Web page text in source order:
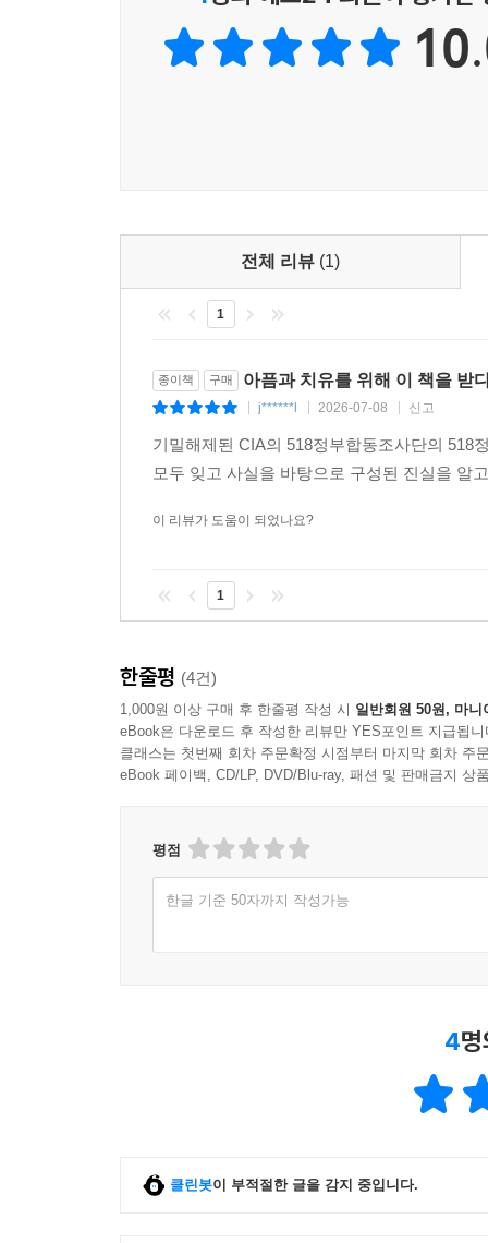
하실로 다시 들어갔다. 배XX과 학생들은 수류탄
5월 21일 12시경, 시위대 50여 명이 버스 1대를
약 반출의 위험성을 설명하며 시위대를 설득했
그러나 같은 날 14시경, 이번에는 무장한 시위대
다”고 위협했고, 폭약보관소의 위치를 알려 달라
92.5킬로그램과 도화선 6,000미터를 탈취했다.
켰다. 그 결과 광부들과 시위대를 분리하여 화순
공장장과 간부사원 10여 명의 목에 총을 들이대며
위급한 상황에서 공장 직원들은 기지를 발휘했다.
씨멘트 공장은 TNT 피탈을 막는 데 성공하였다.
전체 리뷰 (1)
1
종이책 구매 아픔과 치유를 위해 이 책을 받
j******l 2026-07-08 신고
기밀해제된 CIA의 518정부합동조사단의 518
모두 잊고 사실을 바탕으로 구성된 진실을 알
이 리뷰가 도움이 되었나요?
1
한줄평 (4건)
1,000원 이상 구매 후 한줄평 작성 시 일반회원 50원, 마니
eBook은 다운로드 후 작성한 리뷰만 YES포인트 지급됩니
클래스는 첫번째 회차 주문확정 시점부터 마지막 회차 주
eBook 페이백, CD/LP, DVD/Blu-ray, 패션 및 판매금지 상
평점
한글 기준 50자까지 작성가능
4
클린봇이 부적절한 글을 감지 중입니다.